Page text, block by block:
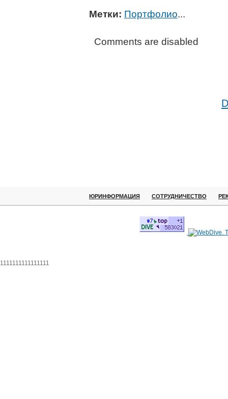
Метки: Портфолио...
Comments are disabled
ЮРИНФОРМАЦИЯ СОТРУДНИЧЕСТВО
1111111111111111